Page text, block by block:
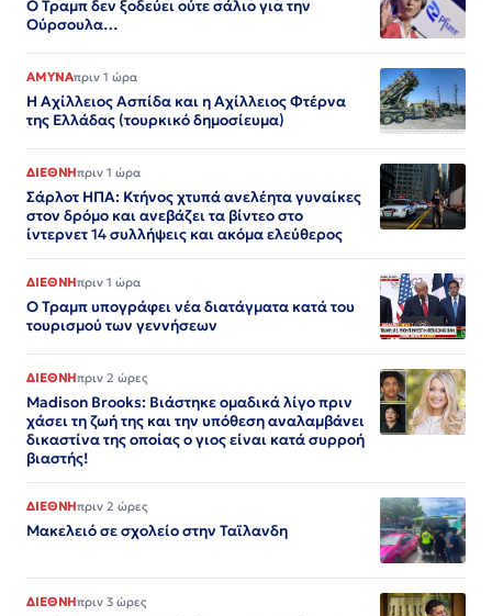
Ο Τραμπ δεν ξοδεύει ούτε σάλιο για την
Ούρσουλα…
ΑΜΥΝΑπριν 1 ώρα
Η Αχίλλειος Ασπίδα και η Αχίλλειος Φτέρνα
της Ελλάδας (τουρκικό δημοσίευμα)
ΔΙΕΘΝΗπριν 1 ώρα
Σάρλοτ ΗΠΑ: Κτήνος χτυπά ανελέητα γυναίκες
στον δρόμο και ανεβάζει τα βίντεο στο
ίντερνετ 14 συλλήψεις και ακόμα ελεύθερος​​​​​​​​​​​​​​​​​​​​​​​​​​​​​​​​​​​​​​​​​​​​​​​​​​
ΔΙΕΘΝΗπριν 1 ώρα
Ο Τραμπ υπογράφει νέα διατάγματα κατά του
τουρισμού των γεννήσεων
ΔΙΕΘΝΗπριν 2 ώρες
Madison Brooks: Βιάστηκε ομαδικά λίγο πριν
χάσει τη ζωή της και την υπόθεση αναλαμβάνει
δικαστίνα της οποίας ο γιος είναι κατά συρροή
βιαστής!
ΔΙΕΘΝΗπριν 2 ώρες
Μακελειό σε σχολείο στην Ταϊλανδη
ΔΙΕΘΝΗπριν 3 ώρες